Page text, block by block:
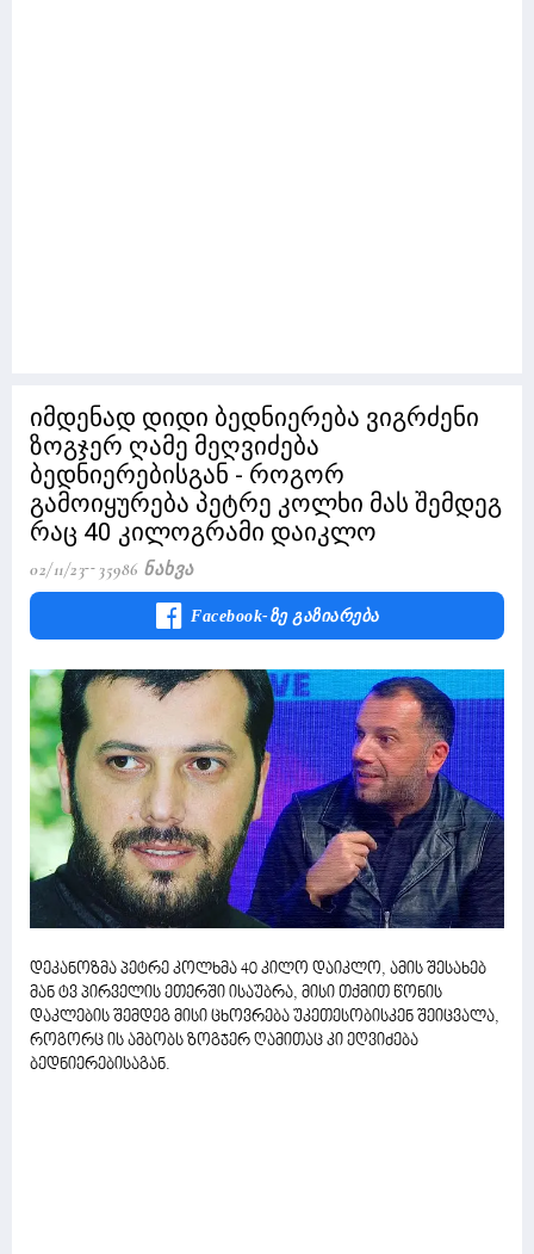
იმდენად დიდი ბედნიერება ვიგრძენი
ზოგჯერ ღამე მეღვიძება
ბედნიერებისგან - როგორ
გამოიყურება პეტრე კოლხი მას შემდეგ
რაც 40 კილოგრამი დაიკლო
02/11/23 35986 Ნახვა
Facebook-Ზე Გაზიარება
დეკანოზმა პეტრე კოლხმა 40 კილო დაიკლო, ამის შესახებ
მან ტვ პირველის ეთერში ისაუბრა, მისი თქმით წონის
დაკლების შემდეგ მისი ცხოვრება უკეთესობისკენ შეიცვალა,
როგორც ის ამბობს ზოგჯერ ღამითაც კი ეღვიძება
ბედნიერებისაგან.